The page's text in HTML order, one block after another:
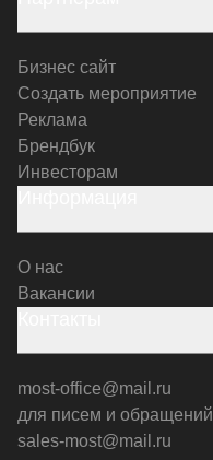
Бизнес сайт
Создать мероприятие
Реклама
Брендбук
Инвесторам
О нас
Вакансии
most-office@mail.ru
для писем и обращений
sales-most@mail.ru